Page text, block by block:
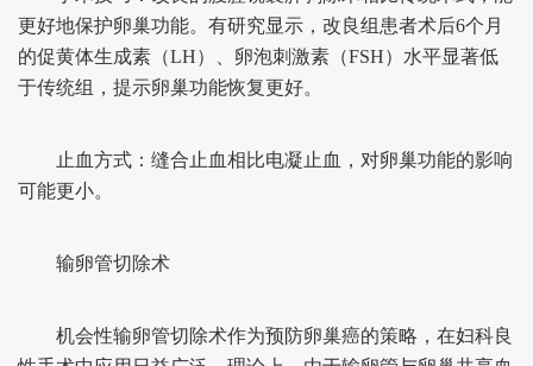
更好地保护卵巢功能。有研究显示，改良组患者术后6个月
的促黄体生成素（LH）、卵泡刺激素（FSH）水平显著低
于传统组，提示卵巢功能恢复更好。
止血方式：缝合止血相比电凝止血，对卵巢功能的影响
可能更小。
输卵管切除术
机会性输卵管切除术作为预防卵巢癌的策略，在妇科良